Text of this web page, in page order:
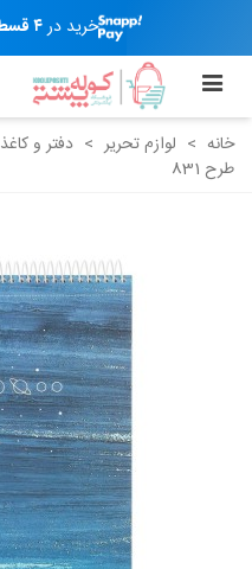
خرید در۴ قسط بدون سود
خانه > لوازم تحریر > دفتر و کاغذ
طرح 831